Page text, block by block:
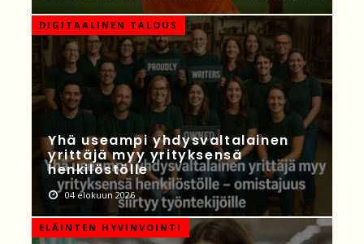
DIGITAALINEN TALOUS
Yhä useampi yhdysvaltalainen
yrittäjä myy yrityksensä
henkilöstölle
04 elokuun 2026
ELÄINTEN HYVINVOINTI